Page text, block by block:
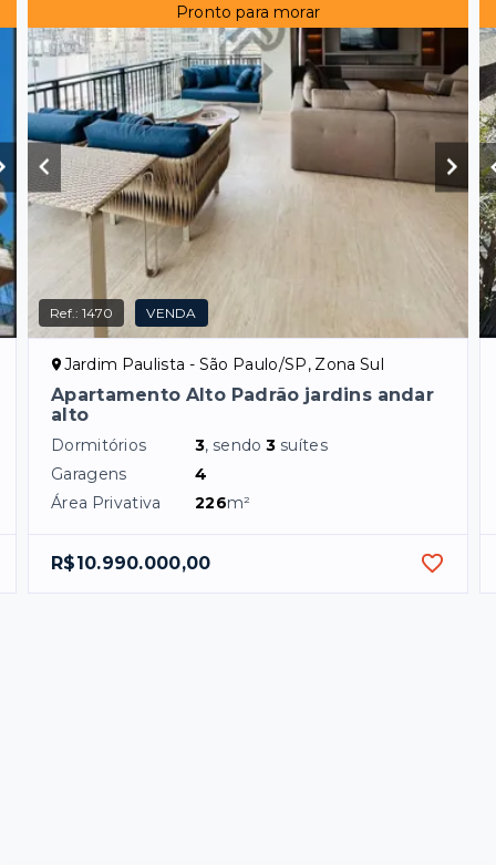
Pronto para morar
Ref.:1470 VENDA
Jardim Paulista - São Paulo/SP, Zona Sul
Apartamento Alto Padrão jardins andar
alto
Dormitórios 3, sendo3 suítes
Garagens
4
Área Privativa
226m²
R$10.990.000,00